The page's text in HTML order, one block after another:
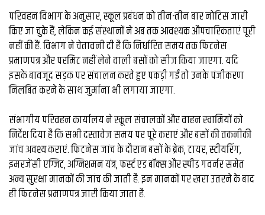
व्यापार
मौसम
देश
परिवहन विभाग के अनुसार, स्कूल प्रबंधन को तीन-तीन बार नोटिस जारी
किए जा चुके हैं, लेकिन कई संस्थानों ने अब तक आवश्यक औपचारिकताएं पूरी
नहीं की हैं. विभाग ने चेतावनी दी है कि निर्धारित समय तक फिटनेस
प्रमाणपत्र और परमिट नहीं लेने वाली बसों को सीज किया जाएगा. यदि
इसके बावजूद सड़क पर संचालन करते हुए पकड़ी गईं तो उनके पंजीकरण
निलंबित करने के साथ जुर्माना भी लगाया जाएगा.
संभागीय परिवहन कार्यालय ने स्कूल संचालकों और वाहन स्वामियों को
निर्देश दिया है कि सभी दस्तावेज समय पर पूरे कराएं और बसों की तकनीकी
जांच अवश्य कराएं. फिटनेस जांच के दौरान बसों के ब्रेक, टायर, स्टीयरिंग,
इमरजेंसी एग्जिट, अग्निशमन यंत्र, फर्स्ट एड बॉक्स और स्पीड गवर्नर समेत
अन्य सुरक्षा मानकों की जांच की जाती है. इन मानकों पर खरा उतरने के बाद
ही फिटनेस प्रमाणपत्र जारी किया जाता है.